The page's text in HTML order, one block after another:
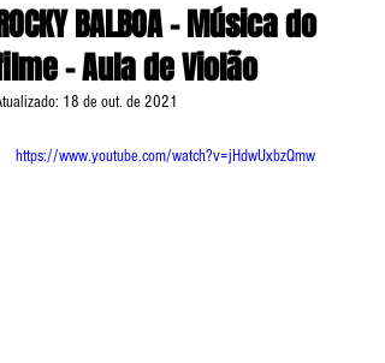
BALBOA - Música do
- Aula de Violão
18 de out. de 2021
https://www.youtube.com/watch?v=jHdwUxbzQmw